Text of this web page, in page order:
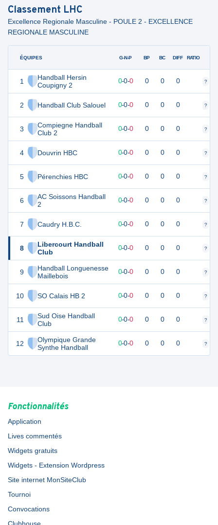
Classement LHC
Excellence Regionale Masculine - POULE 2 - EXCELLENCE
REGIONALE MASCULINE
ÉQUIPES
1
Handball Hersin
Coupigny 2
2 Handball Club Salouel
3
Compiegne Handball
Club 2
4 Douvrin HBC
5 Pérenchies HBC
6
AC Soissons Handball
2
7 Caudry H.B.C.
8
Libercourt Handball
Club
9
Handball Longuenesse
Maillebois
10 SO Calais HB 2
11
Sud Oise Handball
Club
12
Olympique Grande
Synthe Handball
G-N-P BP BC DIFF RATIO
0-0-0 0 0 0 ?
0 0 0-0-0 0 0 0 ?
0 0-0-0 0 0 0 ?
0-0-0 0 0 0 ?
0 0-0-0 0 0 0 ?
0 0 0-0-0 0 0 0 ?
0-0-0 0 0 0 ?
0 0 0-0-0 0 0 0 ?
0 0 0-0-0 0 0 0 ?
0-0-0 0 0 0 ?
0 0-0-0 0 0 0 ?
0 0-0-0 0 0 0 ?
Fonctionnalités
Application
Lives commentés
Widgets gratuits
Widgets - Extension Wordpress
Site internet MonSiteClub
Tournoi
Convocations